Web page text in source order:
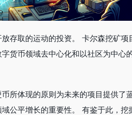
存取的运动的投资。 卡尔森挖矿项
货币领域去中心化和以社区为中心
所体现的原则为未来的项目提供了
公平增长的重要性。 有鉴于此，挖